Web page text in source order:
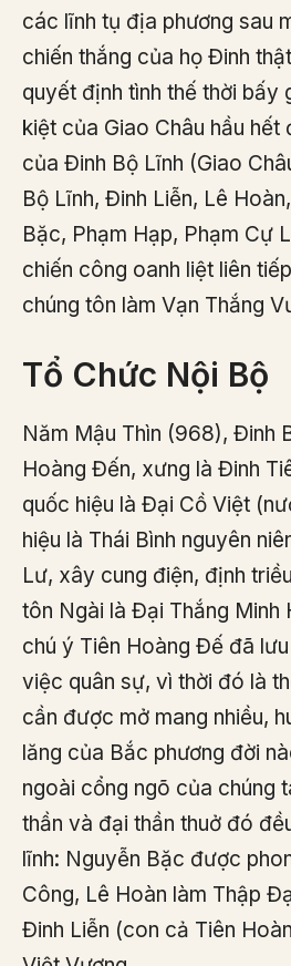
các lĩnh tụ địa phương sau
chiến thắng của họ Đinh
quyết định tình thế thời bấy
kiệt của Giao Châu hầu
của Đinh Bộ Lĩnh (Giao
Bộ Lĩnh, Đinh Liễn, Lê
Bặc, Phạm Hạp, Phạm Cự
chiến công oanh liệt liên
chúng tôn làm Vạn Thắng
Tổ Chức Nội Bộ
Năm Mậu Thìn (968), Đinh
Hoàng Đến, xưng là Đinh
quốc hiệu là Đại Cồ Việt
hiệu là Thái Bình nguyên
Lư, xây cung điện, định
tôn Ngài là Đại Thắng Minh
chú ý Tiên Hoàng Đế đã
việc quân sự, vì thời đó là
cần được mở mang nhiều,
lăng của Bắc phương đời
ngoài cổng ngõ của chúng
thần và đại thần thuở đó
lĩnh: Nguyễn Bặc được
Công, Lê Hoàn làm Thập
Đinh Liễn (con cả Tiên